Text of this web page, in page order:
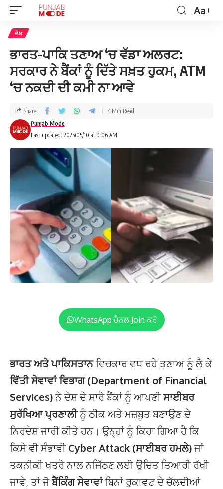
Aa
ਦੇਸ਼
ਭਾਰਤ-ਪਾਕਿ ਤਣਾਅ ‘ਚ ਵੱਡਾ ਅਲਰਟ:
ਸਰਕਾਰ ਨੇ ਬੈਂਕਾਂ ਨੂੰ ਦਿੱਤੇ ਸਖ਼ਤ ਹੁਕਮ, ATM
‘ਚ ਨਕਦੀ ਦੀ ਕਮੀ ਨਾ ਆਵੇ
Last updated: 2025/05/10 at 9:06 AM
Punjab Mode
Share 4 Min Read
WhatsApp ਚੈਨਲ Join ਕਰੋ
ਭਾਰਤ ਅਤੇ ਪਾਕਿਸਤਾਨਵਿਚਕਾਰ ਵਧ ਰਹੇ ਤਣਾਅ ਨੂੰ ਲੈ ਕੇ
ਵਿੱਤੀ ਸੇਵਾਵਾਂ ਵਿਭਾਗ (Department of Financial
Services)ਨੇ ਦੇਸ਼ ਦੇ ਸਾਰੇ ਬੈਂਕਾਂ ਨੂੰ ਆਪਣੀਸਾਈਬਰ
ਸੁਰੱਖਿਆ ਪ੍ਰਣਾਲੀਨੂੰ ਠੀਕ ਅਤੇ ਮਜ਼ਬੂਤ ਬਣਾਉਣ ਦੇ
ਨਿਰਦੇਸ਼ ਜਾਰੀ ਕੀਤੇ ਹਨ। ਉਨ੍ਹਾਂ ਨੂੰ ਕਿਹਾ ਗਿਆ ਹੈ ਕਿ
ਕਿਸੇ ਵੀ ਸੰਭਾਵੀCyber Attack (ਸਾਈਬਰ ਹਮਲੇ)ਜਾਂ
ਤਕਨੀਕੀ ਖਤਰੇ ਨਾਲ ਨਜਿੱਠਣ ਲਈ ਉਚਿਤ ਤਿਆਰੀ ਰੱਖੀ
ਜਾਵੇ, ਤਾਂ ਜੋਬੈਂਕਿੰਗ ਸੇਵਾਵਾਂਬਿਨਾਂ ਰੁਕਾਵਟ ਦੇ ਚੱਲਦੀਆਂ